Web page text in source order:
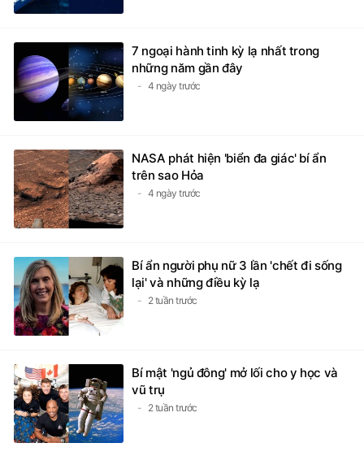
7 ngoại hành tinh kỳ lạ nhất trong
những năm gần đây
4 ngày trước
NASA phát hiện 'biển đa giác' bí ẩn
trên sao Hỏa
4 ngày trước
Bí ẩn người phụ nữ 3 lần 'chết đi sống
lại' và những điều kỳ lạ
2 tuần trước
Bí mật 'ngủ đông' mở lối cho y học và
vũ trụ
2 tuần trước